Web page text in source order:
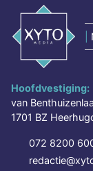
Hoofdvestiging:
van
1701 BZ
072 8200